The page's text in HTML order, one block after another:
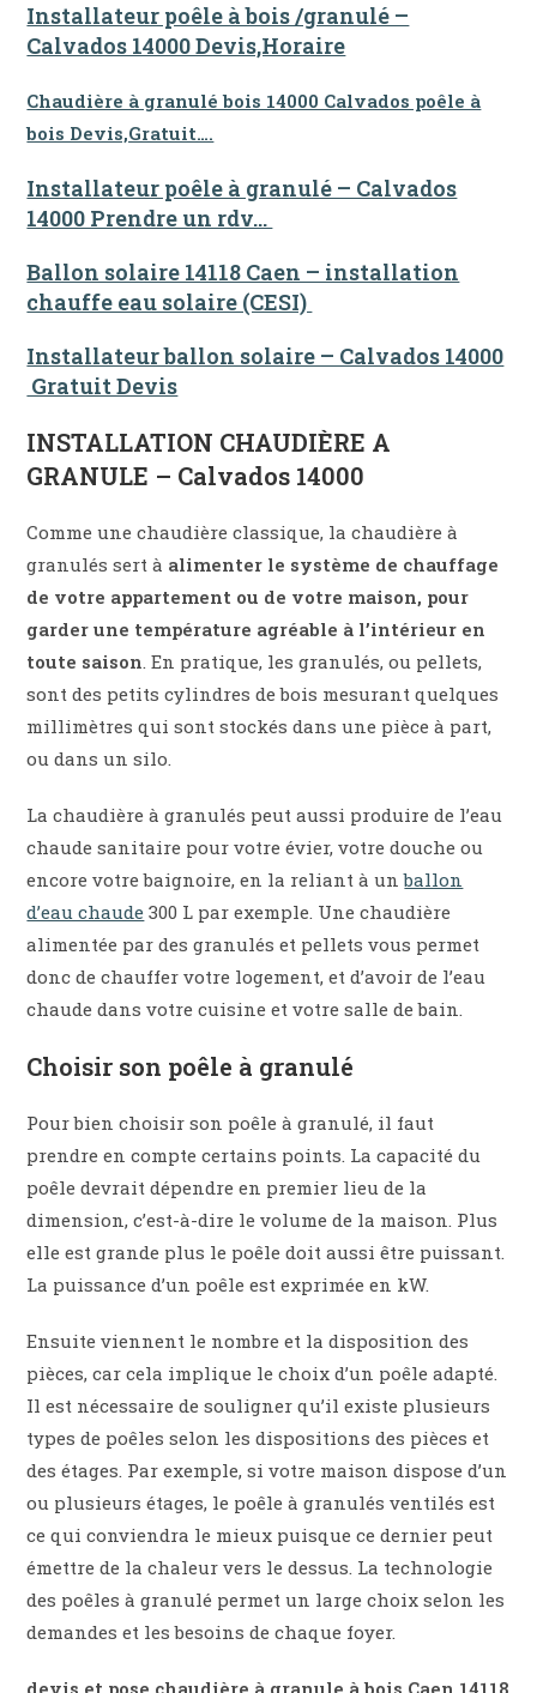
Installateur poêle à bois /granulé –
Calvados 14000 Devis,Horaire
Chaudière à granulé bois 14000 Calvados poêle à
bois Devis,Gratuit….
Installateur poêle à granulé – Calvados
14000 Prendre un rdv…
Ballon solaire 14118 Caen – installation
chauffe eau solaire (CESI)
Installateur ballon solaire – Calvados 14000
Gratuit Devis
INSTALLATION CHAUDIÈRE A
GRANULE – Calvados 14000
Comme une chaudière classique, la chaudière à
granulés sert à alimenter le système de chauffage
de votre appartement ou de votre maison, pour
garder une température agréable à l’intérieur en
toute saison. En pratique, les granulés, ou pellets,
sont des petits cylindres de bois mesurant quelques
millimètres qui sont stockés dans une pièce à part,
ou dans un silo.
La chaudière à granulés peut aussi produire de l’eau
chaude sanitaire pour votre évier, votre douche ou
encore votre baignoire, en la reliant à unballon
d’eau chaude 300 L par exemple. Une chaudière
alimentée par des granulés et pellets vous permet
donc de chauffer votre logement, et d’avoir de l’eau
chaude dans votre cuisine et votre salle de bain.
Choisir son poêle à granulé
Pour bien choisir son poêle à granulé, il faut
prendre en compte certains points. La capacité du
poêle devrait dépendre en premier lieu de la
dimension, c’est-à-dire le volume de la maison. Plus
elle est grande plus le poêle doit aussi être puissant.
La puissance d’un poêle est exprimée en kW.
Ensuite viennent le nombre et la disposition des
pièces, car cela implique le choix d’un poêle adapté.
Il est nécessaire de souligner qu’il existe plusieurs
types de poêles selon les dispositions des pièces et
des étages. Par exemple, si votre maison dispose d’un
ou plusieurs étages, le poêle à granulés ventilés est
ce qui conviendra le mieux puisque ce dernier peut
émettre de la chaleur vers le dessus. La technologie
des poêles à granulé permet un large choix selon les
demandes et les besoins de chaque foyer.